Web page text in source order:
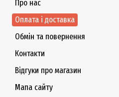
Про нас
Оплата і доставка
Обмін та повернення
Контакти
Відгуки про магазин
Мапа сайту